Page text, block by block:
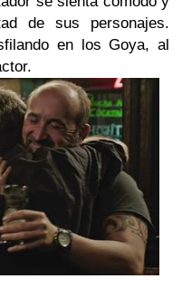
de sus personajes.
en los Goya, al